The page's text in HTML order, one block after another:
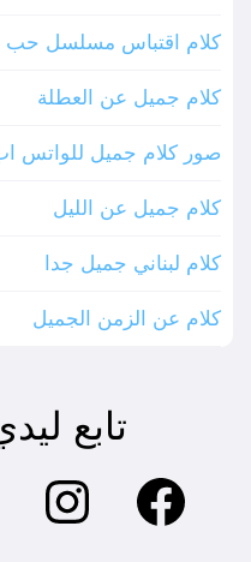
كلام اقتباس مسلسل حب
كلام جميل عن العطلة
صور كلام جميل للواتس
كلام جميل عن الليل
كلام لبناني جميل جدا
كلام عن الزمن الجميل
تابع